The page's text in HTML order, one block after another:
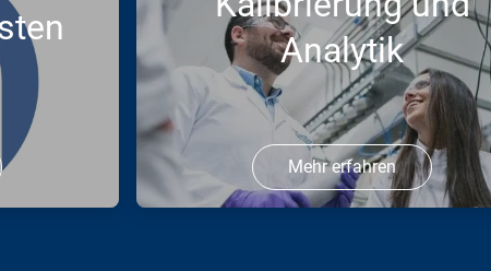
Analytik
Mehr erfahren